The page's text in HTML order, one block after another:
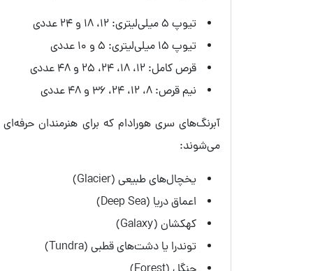
تیوپ 5 میلی‌لیتری: 12، 18 و 24 عددی
تیوپ 15 میلی‌لیتری: 5 و 10 عددی
قرص کامل: 12، 18، 24، 25 و 48 عددی
نیم قرص: 8، 12، 24، 36 و 48 عددی
می‌شوند:
یخچال‌های طبیعی (Glacier)
اعماق دریا (Deep Sea)
کهکشان (Galaxy)
توندرا یا دشت‌های قطبی (Tundra)